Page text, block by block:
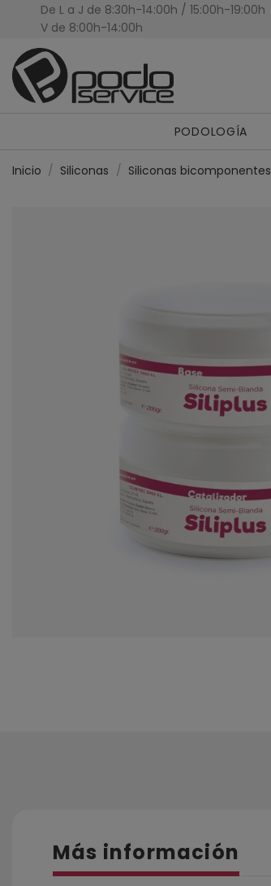
De L a J de 8:30h-14:00h / 15:00h-19:00h
V de 8:00h-14:00h
Presupuestos Personalizados
PODOLOGÍA
Inicio Siliconas Siliconas bicomponentes
Más información